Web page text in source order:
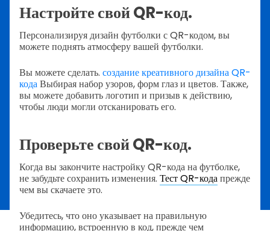
Настройте свой QR-код.
Персонализируя дизайн футболки с QR-кодом, вы
можете поднять атмосферу вашей футболки.
Вы можете сделать. создание креативного дизайна QR-
кодаВыбирая набор узоров, форм глаз и цветов. Также,
вы можете добавить логотип и призыв к действию,
чтобы люди могли отсканировать его.
Проверьте свой QR-код.
Когда вы закончите настройку QR-кода на футболке,
не забудьте сохранить изменения. Тест QR-кодапрежде
чем вы скачаете это.
Убедитесь, что оно указывает на правильную
информацию, встроенную в код, прежде чем